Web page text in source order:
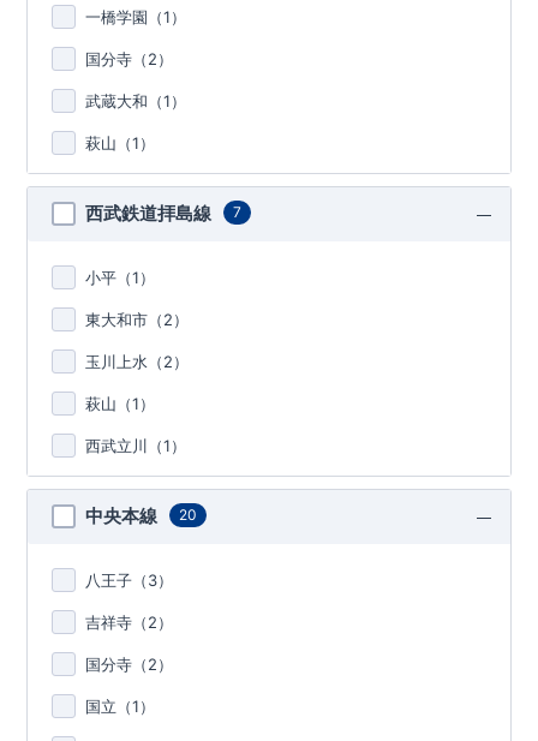
一橋学園（1）
国分寺（2）
武蔵大和（1）
萩山（1）
西武鉄道拝島線 7
小平（1）
東大和市（2）
玉川上水（2）
萩山（1）
西武立川（1）
中央本線 20
八王子（3）
吉祥寺（2）
国分寺（2）
国立（1）